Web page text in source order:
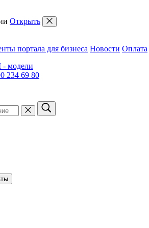
Открыть
портала для бизнеса Новости Оплата
- модели
234 69 80